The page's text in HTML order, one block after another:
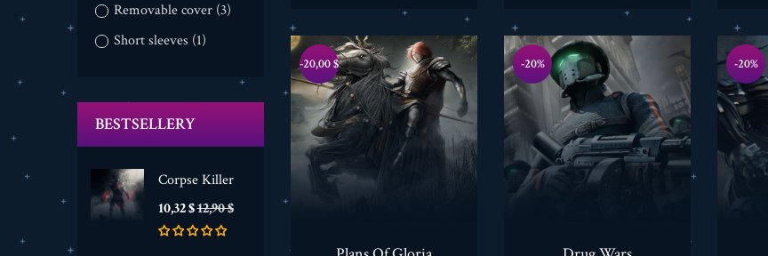
Removable cover (3)
Short sleeves (1)
BESTSELLERY
Corpse Killer
Cena
10,32 $Cena
podstawowa
12,90 $
-20,00 $ -20% -20%